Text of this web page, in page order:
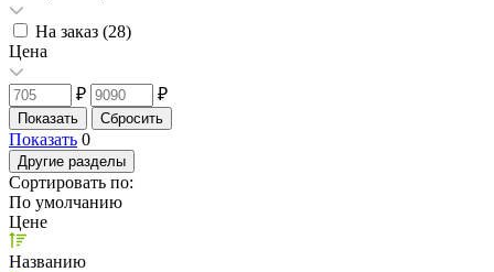
На заказ (28)
Цена
₽ ₽
Показать 0
Другие разделы
Сортировать по:
По умолчанию
Цене
Названию